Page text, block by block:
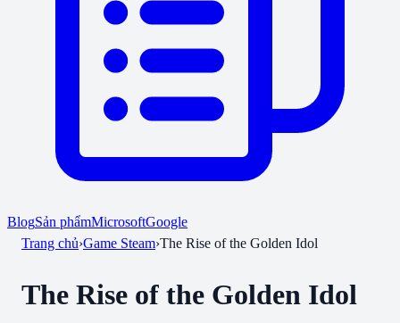
BlogSản phẩmMicrosoftGoogle
Trang chủ›Game Steam›The Rise of the Golden Idol
The Rise of the Golden Idol